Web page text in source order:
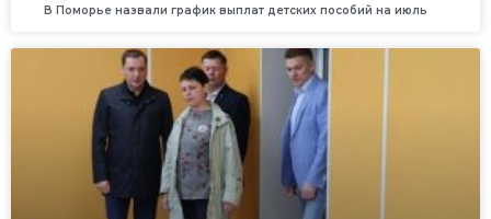
В Поморье назвали график выплат детских пособий на июль